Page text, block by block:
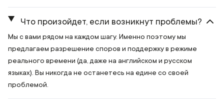
Что произойдет, если возникнут проблемы?
Мы с вами рядом на каждом шагу. Именно поэтому мы
предлагаем разрешение споров и поддержку в режиме
реального времени (да, даже на английском и русском
языках). Вы никогда не останетесь на едине со своей
проблемой.